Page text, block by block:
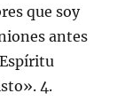
que soy
antes
4.